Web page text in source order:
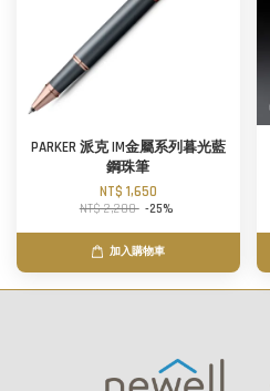
PARKER 派克 IM金屬系列暮光藍
鋼珠筆
NT$ 1,650
NT$ 2,200 -25%
加入購物車